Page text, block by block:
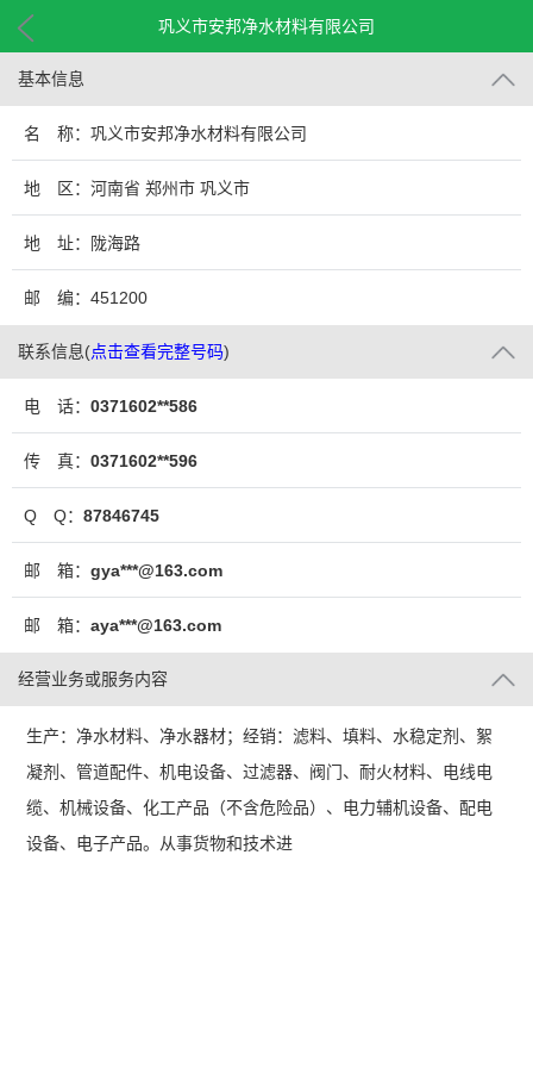
巩义市安邦净水材料有限公司
基本信息
名 称：巩义市安邦净水材料有限公司
地 区：河南省 郑州市 巩义市
地 址：陇海路
邮 编：451200
联系信息(点击查看完整号码)
电 话： 0371602**586
传 真： 0371602**596
Q Q： 87846745
邮 箱： gya***@163.com
邮 箱： aya***@163.com
经营业务或服务内容
生产：净水材料、净水器材；经销：滤料、填料、水稳定剂、絮
凝剂、管道配件、机电设备、过滤器、阀门、耐火材料、电线电
缆、机械设备、化工产品（不含危险品）、电力辅机设备、配电
设备、电子产品。从事货物和技术进